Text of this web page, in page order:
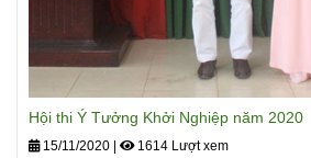
Hội thi Ý Tưởng Khởi Nghiệp năm 2020
15/11/2020 1614 Lượt xem